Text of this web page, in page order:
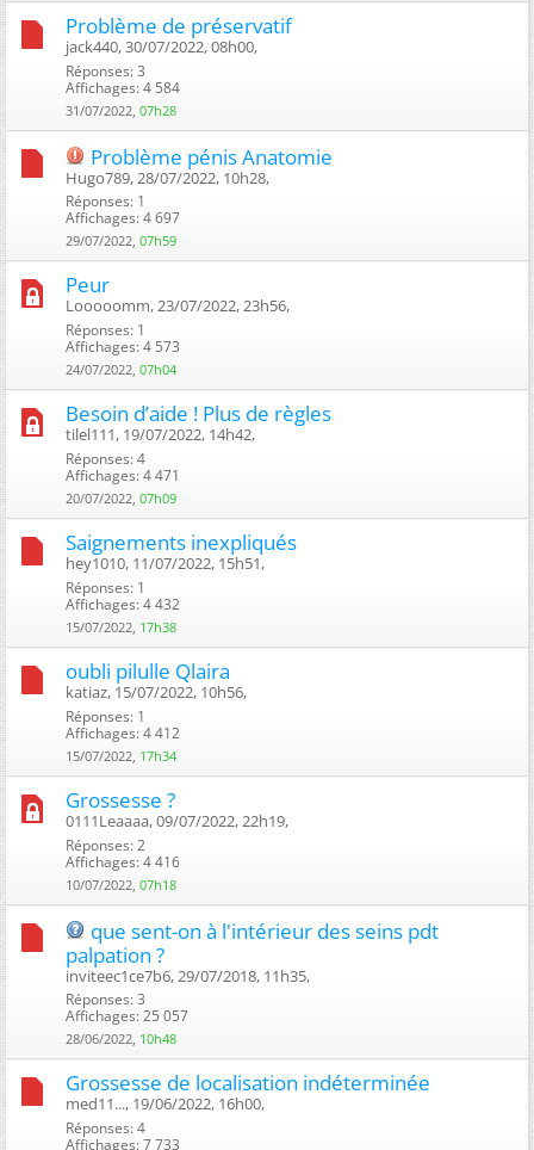
Problème de préservatif
jack440, 30/07/2022, 08h00, ‎
Réponses: 3
Affichages: 4 584
31/07/2022, 07h28
Problème pénis Anatomie
Hugo789, 28/07/2022, 10h28, ‎
Réponses: 1
Affichages: 4 697
29/07/2022, 07h59
Peur
Looooomm, 23/07/2022, 23h56, ‎
Réponses: 1
Affichages: 4 573
24/07/2022, 07h04
Besoin d’aide ! Plus de règles
tilel111, 19/07/2022, 14h42, ‎
Réponses: 4
Affichages: 4 471
20/07/2022, 07h09
Saignements inexpliqués
hey1010, 11/07/2022, 15h51, ‎
Réponses: 1
Affichages: 4 432
15/07/2022, 17h38
oubli pilulle Qlaira
katiaz, 15/07/2022, 10h56, ‎
Réponses: 1
Affichages: 4 412
15/07/2022, 17h34
Grossesse ?
0111Leaaaa, 09/07/2022, 22h19, ‎
Réponses: 2
Affichages: 4 416
10/07/2022, 07h18
que sent-on à l'intérieur des seins pdt
palpation ?
inviteec1ce7b6, 29/07/2018, 11h35, ‎
Réponses: 3
Affichages: 25 057
28/06/2022, 10h48
Grossesse de localisation indéterminée
med11..., 19/06/2022, 16h00, ‎
Réponses: 4
Affichages: 7 733